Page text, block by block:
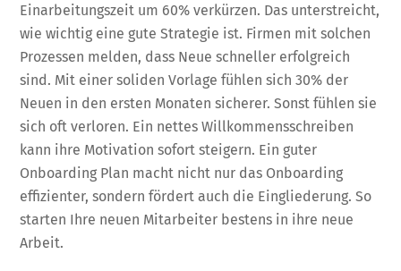
Einarbeitungszeit um 60% verkürzen. Das unterstreicht,
wie wichtig eine gute Strategie ist. Firmen mit solchen
Prozessen melden, dass Neue schneller erfolgreich
sind. Mit einer soliden Vorlage fühlen sich 30% der
Neuen in den ersten Monaten sicherer. Sonst fühlen sie
sich oft verloren. Ein nettes Willkommensschreiben
kann ihre Motivation sofort steigern. Ein guter
Onboarding Plan macht nicht nur das Onboarding
effizienter, sondern fördert auch die Eingliederung. So
starten Ihre neuen Mitarbeiter bestens in ihre neue
Arbeit.